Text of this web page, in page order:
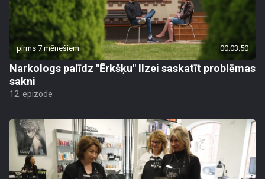
pirms 7 mēnešiem 00:03:50
Narkologs palīdz "Ērkšķu" Ilzei saskatīt problēmas
sakni
12. epizode